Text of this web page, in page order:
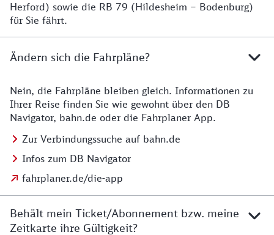
Herford) sowie die RB 79 (Hildesheim – Bodenburg)
für Sie fährt.
Ändern sich die Fahrpläne?
Details zu den Fahrplänen
Nein, die Fahrpläne bleiben gleich. Informationen zu
Ihrer Reise finden Sie wie gewohnt über den DB
Navigator, bahn.de oder die Fahrplaner App.
Zur Verbindungssuche auf bahn.de
Infos zum DB Navigator
fahrplaner.de/die-app
Behält mein Ticket/Abonnement bzw. meine
Zeitkarte ihre Gültigkeit?